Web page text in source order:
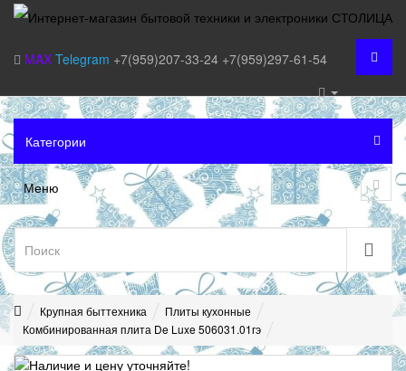
MAX Telegram +7(959)207-33-24 +7(959)297-61-54
Категории
Меню
Крупная быттехника
Плиты кухонные
Комбинированная плита De Luxe 506031.01гэ